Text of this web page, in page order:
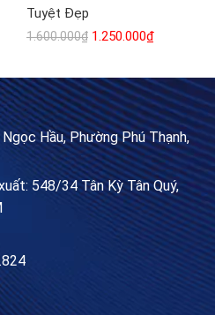
Tuyệt Đẹp
1.600.000₫ 1.250.000₫
Hầu, Phường Phú Thạnh,
548/34 Tân Kỳ Tân Quý,